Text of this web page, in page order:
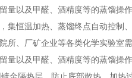
量以及甲醛、酒精度等的蒸馏操作
集恒温加热、蒸馏终点自动控制
、厂矿企业等各类化学实验室
量以及甲醛、酒精度等的蒸馏操